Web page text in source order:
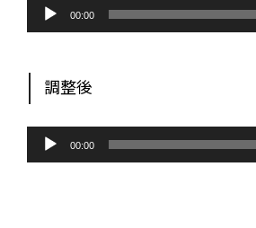
プ
ヤ
00:00
調整後
音
プ
00:00